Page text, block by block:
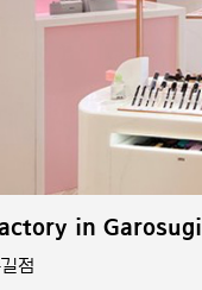
in Garosugil
점